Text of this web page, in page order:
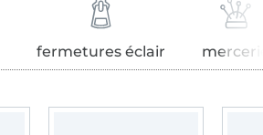
fermetures éclair